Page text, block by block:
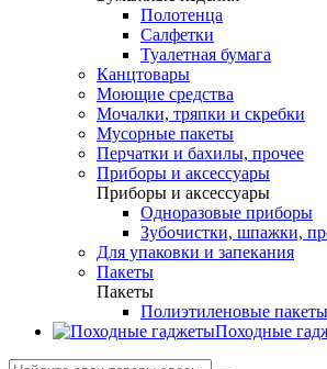
Полотенца
Салфетки
Туалетная бумага
Канцтовары
Моющие средства
Мочалки, тряпки и скребки
Мусорные пакеты
Перчатки и бахилы, прочее
Приборы и аксессуары
Приборы и аксессуары
Одноразовые приборы
Зубочистки, шпажки,
Для упаковки и запекания
Пакеты
Пакеты
Полиэтиленовые пакеты
Походные